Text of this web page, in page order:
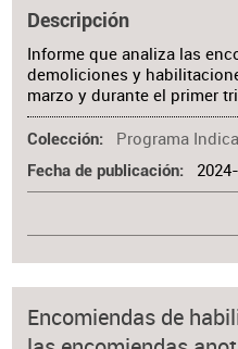
Descripción
Informe que analiza las
demoliciones y
marzo y durante el primer
Colección Programa
Fecha de publicación
Encomiendas de